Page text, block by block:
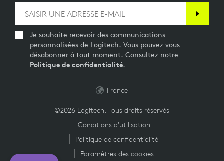
Je souhaite recevoir des communications
personnalisées de Logitech. Vous pouvez vous
désabonner à tout moment. Consultez notre
Politique de confidentialité.
©2026 Logitech. Tous droits réservés
Conditions d'utilisation
Politique de confidentialité
Paramètres des cookies
France